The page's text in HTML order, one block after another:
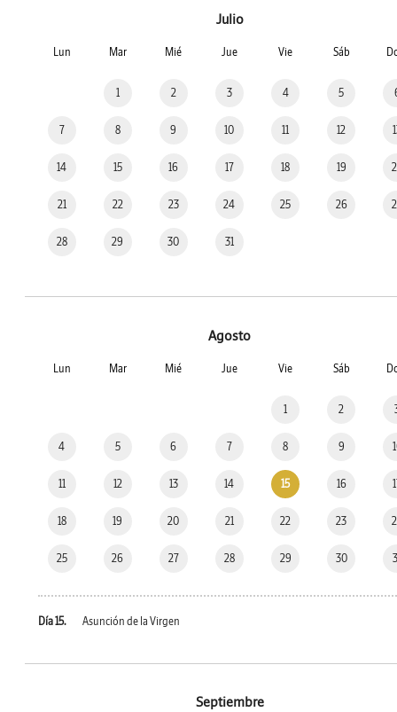
Julio
Lun Mar Mié Jue Vie Sáb
1 2 3 4 5
7 8 9 10 11 12
14 15 16 17 18 19
21 22 23 24 25 26
28 29 30 31
Agosto
Lun Mar Mié Jue Vie Sáb
1 2
4 5 6 7 8 9
11 12 13 14 15 16
18 19 20 21 22 23
25 26 27 28 29 30
Día 15. Asunción de la Virgen
Septiembre